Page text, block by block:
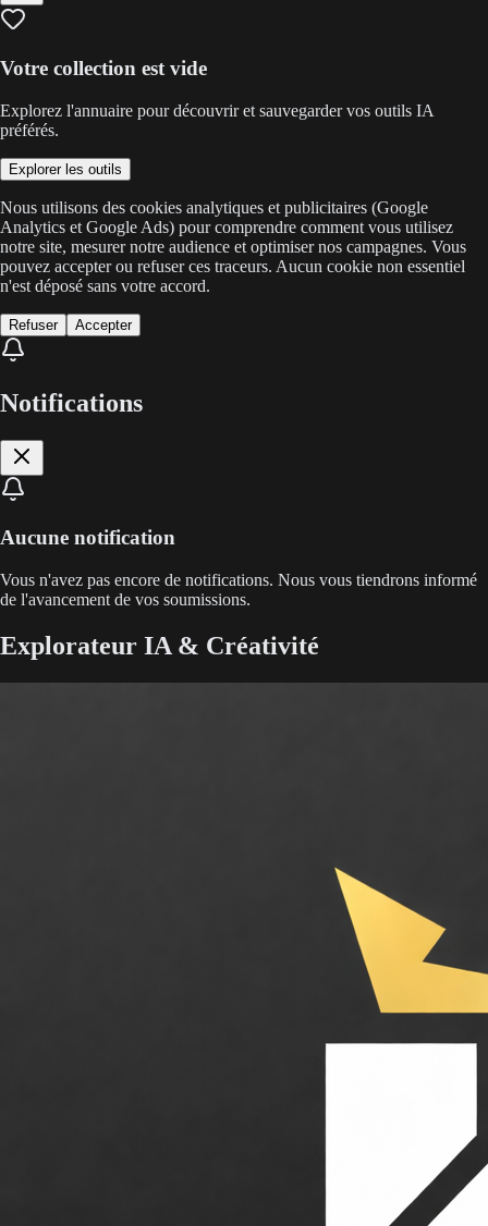
Votre collection est vide
Explorez l'annuaire pour découvrir et sauvegarder vos outils IA
préférés.
Explorer les outils
Nous utilisons des cookies analytiques et publicitaires (Google
Analytics et Google Ads) pour comprendre comment vous utilisez
notre site, mesurer notre audience et optimiser nos campagnes. Vous
pouvez accepter ou refuser ces traceurs. Aucun cookie non essentiel
n'est déposé sans votre accord.
Refuser Accepter
Notifications
Aucune notification
Vous n'avez pas encore de notifications. Nous vous tiendrons informé
de l'avancement de vos soumissions.
Explorateur IA & Créativité